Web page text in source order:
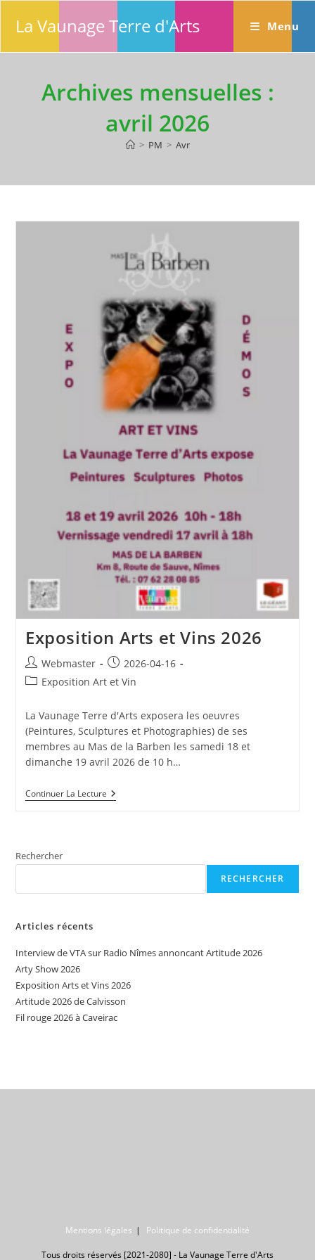
La Vaunage Terre d'Arts Menu
Archives mensuelles :
avril 2026
> PM > Avr
Exposition Arts et Vins 2026
Auteur/autrice
de
Webmaster
Publication
publiée :
2026-04-16
PostExposition Art et Vin
La Vaunage Terre d'Arts exposera les oeuvres
(Peintures, Sculptures et Photographies) de ses
membres au Mas de la Barben les samedi 18 et
dimanche 19 avril 2026 de 10 h…
Continuer La LectureExposition
Arts
Rechercher
RECHERCHER
Articles récents
Interview de VTA sur Radio Nîmes annoncant Artitude 2026
Arty Show 2026
Exposition Arts et Vins 2026
Artitude 2026 de Calvisson
Fil rouge 2026 à Caveirac
Mentions légales Politique de confidentialité
Tous droits réservés [2021-2080] - La Vaunage Terre d'Arts